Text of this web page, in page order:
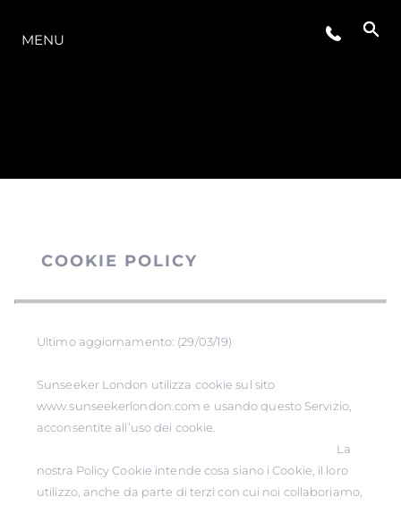
MENU
COOKIE POLICY
Ultimo aggiornamento: (29/03/19)
Sunseeker London utilizza cookie sul sito
www.sunseekerlondon.com e usando questo Servizio,
acconsentite all’uso dei cookie.
La
nostra Policy Cookie intende cosa siano i Cookie, il loro
utilizzo, anche da parte di terzi con cui noi collaboriamo,